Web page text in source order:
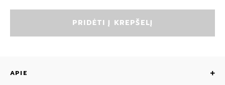
PRIDĖTI Į KREPŠELĮ
APIE